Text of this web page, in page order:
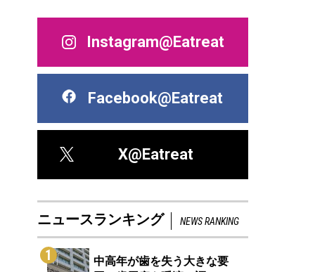
Instagram@Eatreat
Facebook@Eatreat
X@Eatreat
ニュースランキング NEWS RANKING
1
中高年が歯を失う大きな要